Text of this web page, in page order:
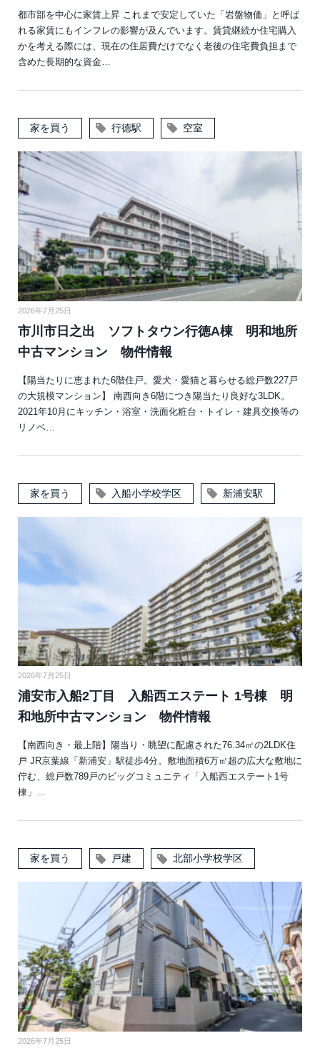
都市部を中心に家賃上昇 これまで安定していた「岩盤物価」と呼ば
れる家賃にもインフレの影響が及んでいます。賃貸継続か住宅購入
かを考える際には、現在の住居費だけでなく老後の住宅費負担まで
含めた長期的な資金…
家を買う 行徳駅 空室
2026年7月25日
市川市日之出 ソフトタウン行徳A棟 明和地所
中古マンション 物件情報
【陽当たりに恵まれた6階住戸。愛犬・愛猫と暮らせる総戸数227戸
の大規模マンション】 南西向き6階につき陽当たり良好な3LDK。
2021年10月にキッチン・浴室・洗面化粧台・トイレ・建具交換等の
リノベ…
家を買う 入船小学校学区 新浦安駅
2026年7月25日
浦安市入船2丁目 入船西エステート 1号棟 明
和地所中古マンション 物件情報
【南西向き・最上階】陽当り・眺望に配慮された76.34㎡の2LDK住
戸 JR京葉線「新浦安」駅徒歩4分。敷地面積6万㎡超の広大な敷地に
佇む、総戸数789戸のビッグコミュニティ「入船西エステート1号
棟」…
家を買う 戸建 北部小学校学区
2026年7月25日